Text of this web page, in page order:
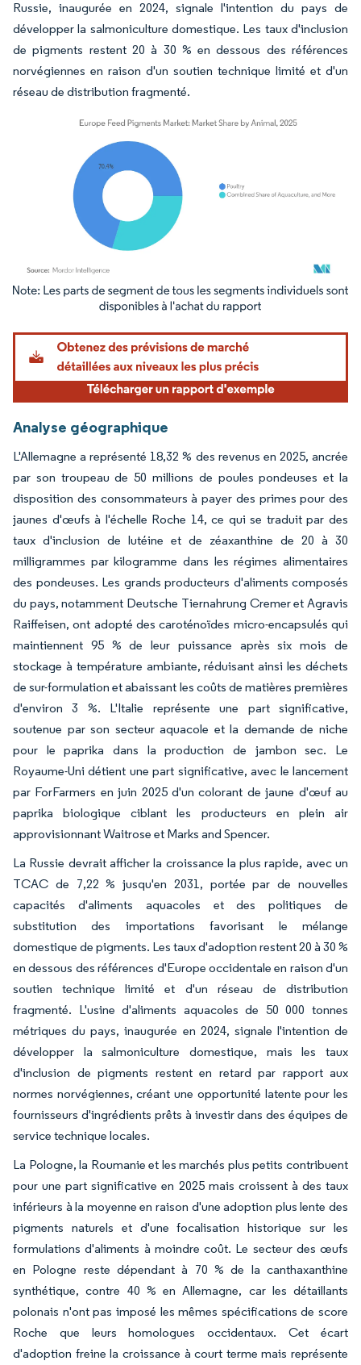
Russie, inaugurée en 2024, signale l'intention du pays de
développer la salmoniculture domestique. Les taux d'inclusion
de pigments restent 20 à 30 % en dessous des références
norvégiennes en raison d'un soutien technique limité et d'un
réseau de distribution fragmenté.
Image © Mordor Intelligence. La réutilisation nécessite une attribution sous CC BY
Analyse géographique
L'Allemagne a représenté 18,32 % des revenus en 2025, ancrée
par son troupeau de 50 millions de poules pondeuses et la
disposition des consommateurs à payer des primes pour des
jaunes d'œufs à l'échelle Roche 14, ce qui se traduit par des
taux d'inclusion de lutéine et de zéaxanthine de 20 à 30
milligrammes par kilogramme dans les régimes alimentaires
des pondeuses. Les grands producteurs d'aliments composés
du pays, notamment Deutsche Tiernahrung Cremer et Agravis
Raiffeisen, ont adopté des caroténoïdes micro-encapsulés qui
maintiennent 95 % de leur puissance après six mois de
stockage à température ambiante, réduisant ainsi les déchets
de sur-formulation et abaissant les coûts de matières premières
d'environ 3 %. L'Italie représente une part significative,
soutenue par son secteur aquacole et la demande de niche
pour le paprika dans la production de jambon sec. Le
Royaume-Uni détient une part significative, avec le lancement
par ForFarmers en juin 2025 d'un colorant de jaune d'œuf au
paprika biologique ciblant les producteurs en plein air
approvisionnant Waitrose et Marks and Spencer.
La Russie devrait afficher la croissance la plus rapide, avec un
TCAC de 7,22 % jusqu'en 2031, portée par de nouvelles
capacités d'aliments aquacoles et des politiques de
substitution des importations favorisant le mélange
domestique de pigments. Les taux d'adoption restent 20 à 30 %
en dessous des références d'Europe occidentale en raison d'un
soutien technique limité et d'un réseau de distribution
fragmenté. L'usine d'aliments aquacoles de 50 000 tonnes
métriques du pays, inaugurée en 2024, signale l'intention de
développer la salmoniculture domestique, mais les taux
d'inclusion de pigments restent en retard par rapport aux
normes norvégiennes, créant une opportunité latente pour les
fournisseurs d'ingrédients prêts à investir dans des équipes de
service technique locales.
La Pologne, la Roumanie et les marchés plus petits contribuent
pour une part significative en 2025 mais croissent à des taux
inférieurs à la moyenne en raison d'une adoption plus lente des
pigments naturels et d'une focalisation historique sur les
formulations d'aliments à moindre coût. Le secteur des œufs
en Pologne reste dépendant à 70 % de la canthaxanthine
synthétique, contre 40 % en Allemagne, car les détaillants
polonais n'ont pas imposé les mêmes spécifications de score
Roche que leurs homologues occidentaux. Cet écart
d'adoption freine la croissance à court terme mais représente